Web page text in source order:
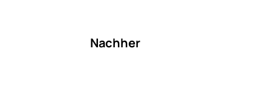
Nachher